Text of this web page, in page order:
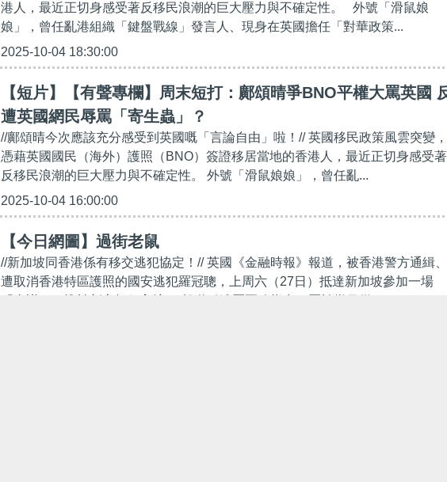
港人，最近正切身感受著反移民浪潮的巨大壓力與不確定性。 外號「滑鼠娘
娘」，曾任亂港組織「鍵盤戰線」發言人、現身在英國擔任「對華政策...
2025-10-04 18:30:00
【短片】【有聲專欄】周末短打：鄺頌晴爭BNO平權大罵英國
遭英國網民辱罵「寄生蟲」？
//鄺頌晴今次應該充分感受到英國嘅「言論自由」啦！// 英國移民政策風雲突變，
憑藉英國國民（海外）護照（BNO）簽證移居當地的香港人，最近正切身感受著
反移民浪潮的巨大壓力與不確定性。 外號「滑鼠娘娘」，曾任亂...
2025-10-04 16:00:00
【今日網圖】過街老鼠
//新加坡同香港係有移交逃犯協定！// 英國《金融時報》報道，被香港警方通緝、
遭取消香港特區護照的國安逃犯羅冠聰，上周六（27日）抵達新加坡參加一場